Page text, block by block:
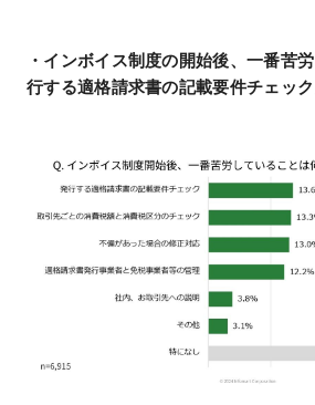
・インボイス制度の開始後、一番苦
行する適格請求書の記載要件チェック